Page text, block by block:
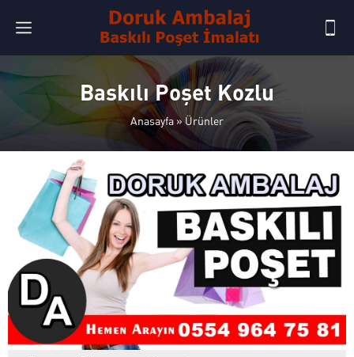
Baskılı Poşet Kozlu
Anasayfa »Ürünler